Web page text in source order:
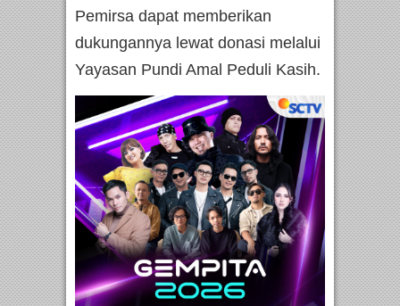
Pemirsa dapat memberikan
dukungannya lewat donasi melalui
Yayasan Pundi Amal Peduli Kasih.